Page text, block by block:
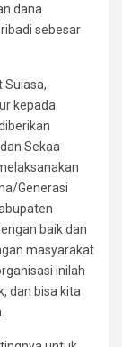
dana
sebesar
Suiasa,
kepada
Sekaa
Generasi
baik dan
masyarakat
inilah
dan bisa kita